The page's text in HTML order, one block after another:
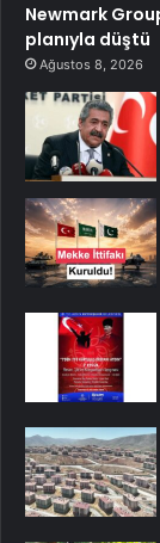
Newmark
planıyla düştü
Ağustos 8, 2026